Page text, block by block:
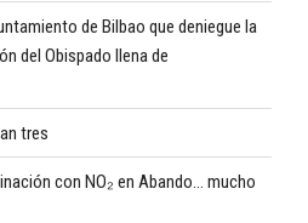
de Bilbao que deniegue la
del Obispado llena de
tres
con NO₂ en Abando… mucho